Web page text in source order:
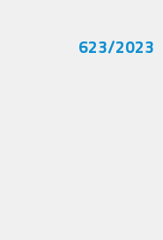
623/2023